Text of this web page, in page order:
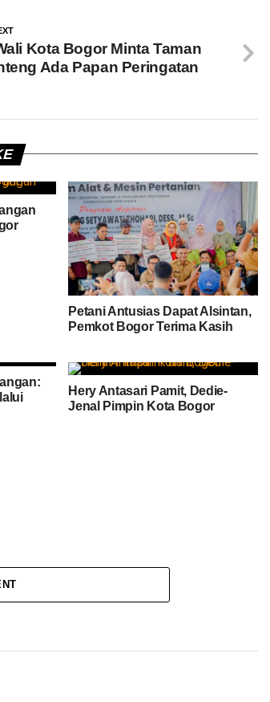
Kota Bogor Minta Taman
Ada Papan Peringatan
Petani Antusias Dapat Alsintan,
Pemkot Bogor Terima Kasih
Hery Antasari Pamit, Dedie-
Jenal Pimpin Kota Bogor